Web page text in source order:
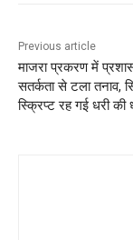
Previous article
माजरा प्रकरण में
सतर्कता से टला तनाव,
स्क्रिप्ट रह गई धरी की